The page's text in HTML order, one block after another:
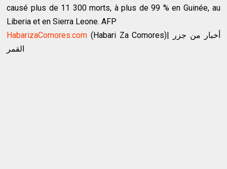
causé plus de 11 300 morts, à plus de 99 % en Guinée, au
Liberia et en Sierra Leone. AFP
HabarizaComores.com (Habari Za Comores)| أخبار من جزر
القمر